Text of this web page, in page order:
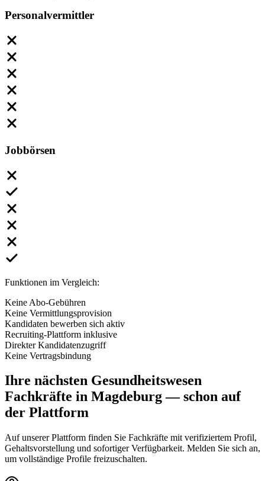
Personalvermittler
Jobbörsen
Funktionen im Vergleich:
Keine Abo-Gebühren
Keine Vermittlungsprovision
Kandidaten bewerben sich aktiv
Recruiting-Plattform inklusive
Direkter Kandidatenzugriff
Keine Vertragsbindung
Ihre nächsten Gesundheitswesen
Fachkräfte in Magdeburg— schon auf
der Plattform
Auf unserer Plattform finden Sie Fachkräfte mit verifiziertem Profil,
Gehaltsvorstellung und sofortiger Verfügbarkeit. Melden Sie sich an,
um vollständige Profile freizuschalten.